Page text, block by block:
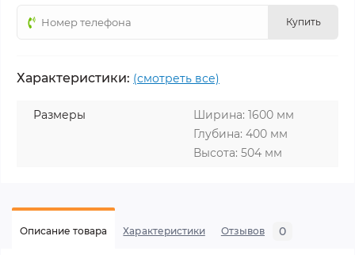
Купить
Характеристики: (смотреть все)
Размеры
Ширина: 1600 мм
Глубина: 400 мм
Высота: 504 мм
Описание товара Характеристики Отзывов 0